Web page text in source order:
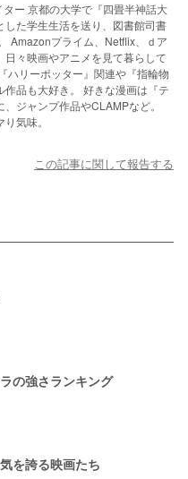
ー 京都の大学で『四畳半神話大
した学生生活を送り、図書館司書
Amazonプライム、Netflix、ｄア
日々映画やアニメを見て暮らして
ハリーポッター』関連や『指輪物
品も大好き。 好きな漫画は『テ
ジャンプ作品やCLAMPなど。
気味。
この記事に関して報告する
の強さランキング
を誇る映画たち